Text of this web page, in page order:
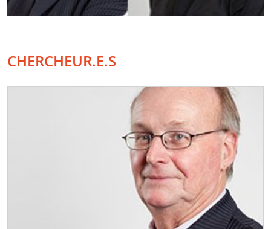
CHERCHEUR.E.S